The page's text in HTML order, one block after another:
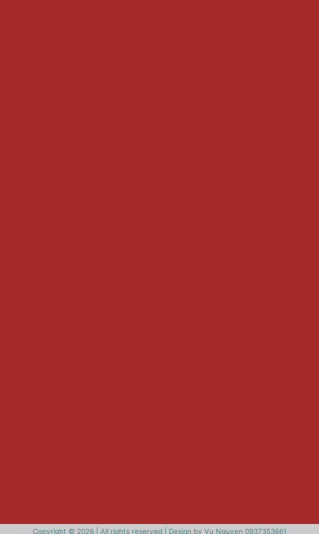
Copyright © 2026 | All rights reserved | Design by Vu Nguyen 0937353661